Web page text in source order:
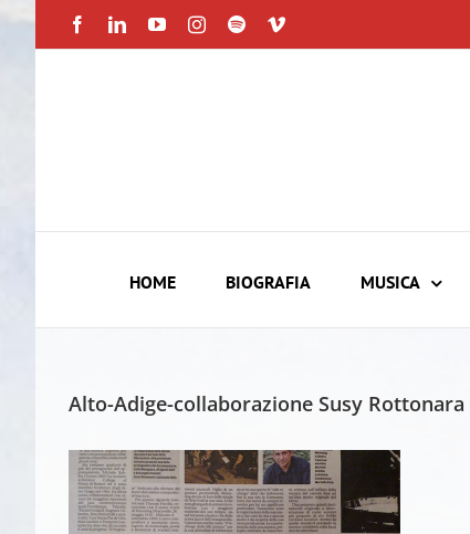
FacebookLinkedInYouTubeInstagram
SpotifyVimeo
HOME BIOGRAFIA MUSICA
Alto-Adige-collaborazione Susy